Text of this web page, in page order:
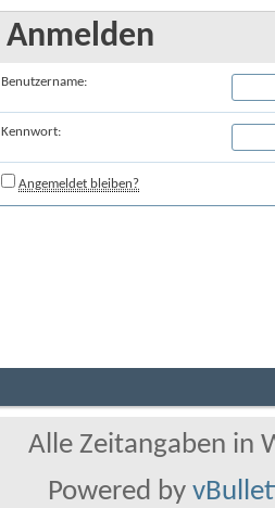
Anmelden
Benutzername:
Kennwort:
Angemeldet bleiben?
Alle Zeitangaben in
Powered by